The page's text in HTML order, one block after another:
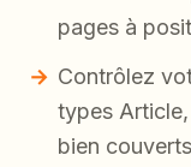
pages à
Contrôlez
types
bien